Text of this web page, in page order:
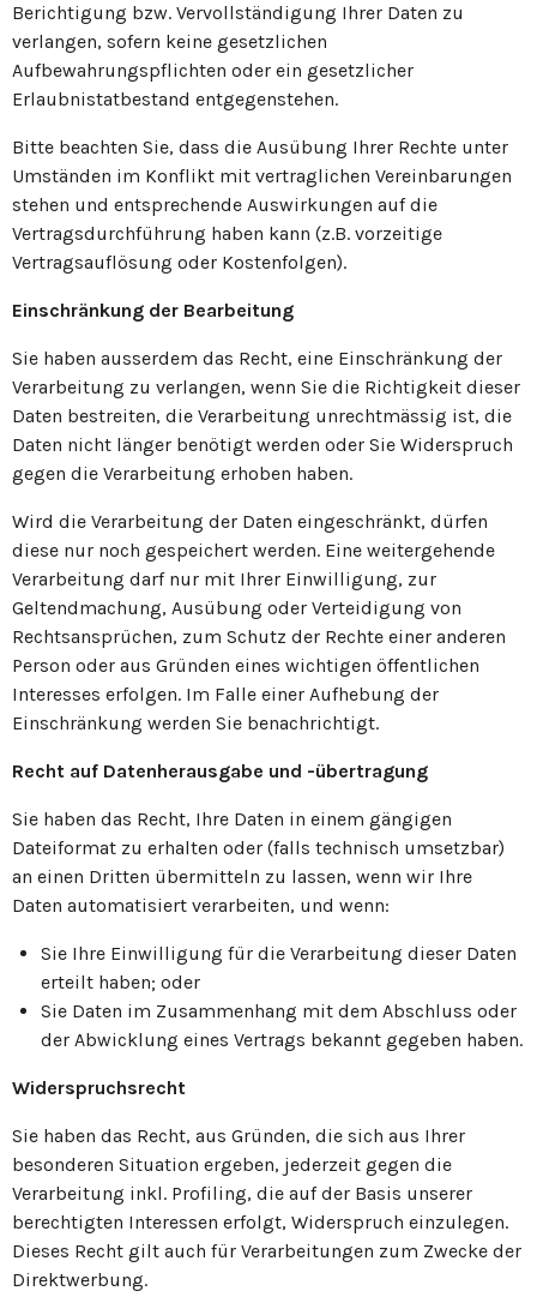
Berichtigung bzw. Vervollständigung Ihrer Daten zu
verlangen, sofern keine gesetzlichen
Aufbewahrungspflichten oder ein gesetzlicher
Erlaubnistatbestand entgegenstehen.
Bitte beachten Sie, dass die Ausübung Ihrer Rechte unter
Umständen im Konflikt mit vertraglichen Vereinbarungen
stehen und entsprechende Auswirkungen auf die
Vertragsdurchführung haben kann (z.B. vorzeitige
Vertragsauflösung oder Kostenfolgen).
Einschränkung der Bearbeitung
Sie haben ausserdem das Recht, eine Einschränkung der
Verarbeitung zu verlangen, wenn Sie die Richtigkeit dieser
Daten bestreiten, die Verarbeitung unrechtmässig ist, die
Daten nicht länger benötigt werden oder Sie Widerspruch
gegen die Verarbeitung erhoben haben.
Wird die Verarbeitung der Daten eingeschränkt, dürfen
diese nur noch gespeichert werden. Eine weitergehende
Verarbeitung darf nur mit Ihrer Einwilligung, zur
Geltendmachung, Ausübung oder Verteidigung von
Rechtsansprüchen, zum Schutz der Rechte einer anderen
Person oder aus Gründen eines wichtigen öffentlichen
Interesses erfolgen. Im Falle einer Aufhebung der
Einschränkung werden Sie benachrichtigt.
Recht auf Datenherausgabe und -übertragung
Sie haben das Recht, Ihre Daten in einem gängigen
Dateiformat zu erhalten oder (falls technisch umsetzbar)
an einen Dritten übermitteln zu lassen, wenn wir Ihre
Daten automatisiert verarbeiten, und wenn:
Sie Ihre Einwilligung für die Verarbeitung dieser Daten
erteilt haben; oder
Sie Daten im Zusammenhang mit dem Abschluss oder
der Abwicklung eines Vertrags bekannt gegeben haben.
Widerspruchsrecht
Sie haben das Recht, aus Gründen, die sich aus Ihrer
besonderen Situation ergeben, jederzeit gegen die
Verarbeitung inkl. Profiling, die auf der Basis unserer
berechtigten Interessen erfolgt, Widerspruch einzulegen.
Dieses Recht gilt auch für Verarbeitungen zum Zwecke der
Direktwerbung.